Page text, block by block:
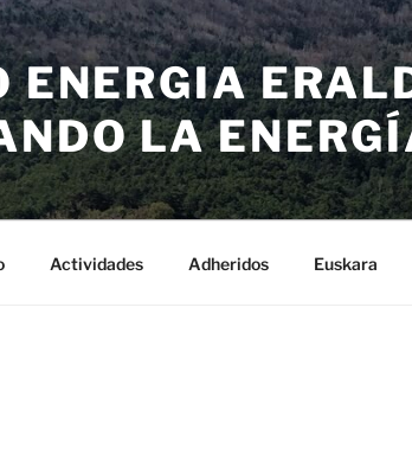
ENERGIA
LA
Actividades Adheridos Euskara